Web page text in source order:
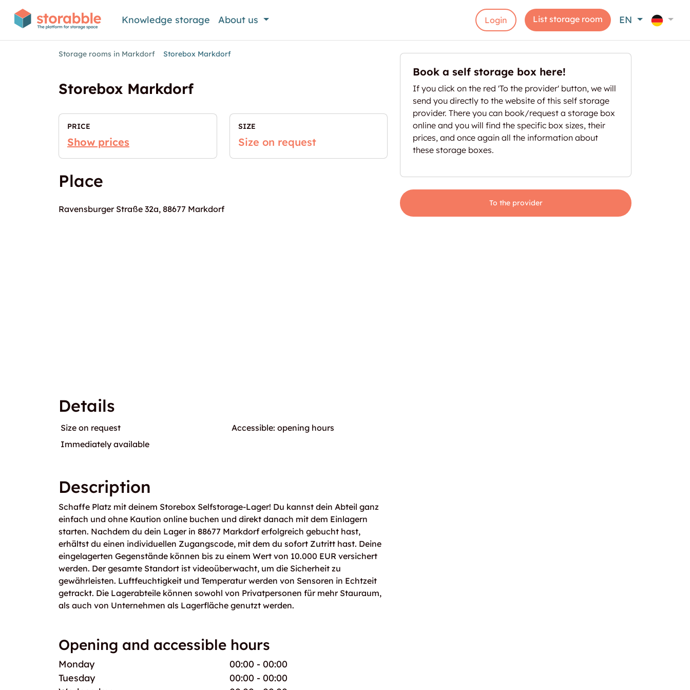
Knowledge storage About us Login List storage room EN
Storage rooms in Markdorf Storebox Markdorf
Storebox Markdorf
PRICE
Show prices
SIZE
Size on request
Place
Ravensburger Straße 32a, 88677 Markdorf
Details
Size on request
Accessible: opening hours
Immediately available
Description
Schaffe Platz mit deinem Storebox Selfstorage-Lager! Du kannst dein Abteil ganz
einfach und ohne Kaution online buchen und direkt danach mit dem Einlagern
starten. Nachdem du dein Lager in 88677 Markdorf erfolgreich gebucht hast,
erhältst du einen individuellen Zugangscode, mit dem du sofort Zutritt hast. Deine
eingelagerten Gegenstände können bis zu einem Wert von 10.000 EUR versichert
werden. Der gesamte Standort ist videoüberwacht, um die Sicherheit zu
gewährleisten. Luftfeuchtigkeit und Temperatur werden von Sensoren in Echtzeit
getrackt. Die Lagerabteile können sowohl von Privatpersonen für mehr Stauraum,
als auch von Unternehmen als Lagerfläche genutzt werden.
Opening and accessible hours
Monday
00:00 - 00:00
Tuesday
00:00 - 00:00
Book a self storage box here!
If you click on the red 'To the provider' button, we will
send you directly to the website of this self storage
provider. There you can book/request a storage box
online and you will find the specific box sizes, their
prices, and once again all the information about
these storage boxes.
To the provider